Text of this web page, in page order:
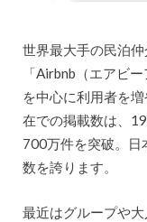
世界最大手の民泊
「Airbnb（エアビ
を中心に利用者を
在での掲載数は、
700万件を突破。日
数を誇ります。
最近はグループや